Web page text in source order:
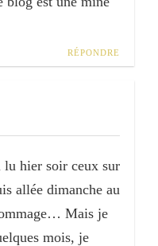
RÉPONDRE
lu hier soir ceux sur
allée dimanche au
Mais je
mois, je